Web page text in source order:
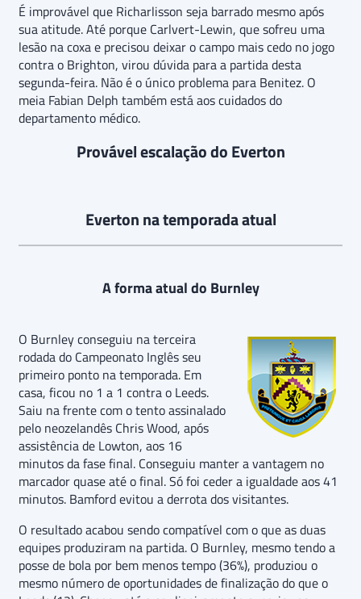
É improvável que Richarlisson seja barrado mesmo após
sua atitude. Até porque Carlvert-Lewin, que sofreu uma
lesão na coxa e precisou deixar o campo mais cedo no jogo
contra o Brighton, virou dúvida para a partida desta
segunda-feira. Não é o único problema para Benitez. O
meia Fabian Delph também está aos cuidados do
departamento médico.
Provável escalação do Everton
Everton na temporada atual
A forma atual do Burnley
O Burnley conseguiu na terceira
rodada do Campeonato Inglês seu
primeiro ponto na temporada. Em
casa, ficou no 1 a 1 contra o Leeds.
Saiu na frente com o tento assinalado
pelo neozelandês Chris Wood, após
assistência de Lowton, aos 16
minutos da fase final. Conseguiu manter a vantagem no
marcador quase até o final. Só foi ceder a igualdade aos 41
minutos. Bamford evitou a derrota dos visitantes.
O resultado acabou sendo compatível com o que as duas
equipes produziram na partida. O Burnley, mesmo tendo a
posse de bola por bem menos tempo (36%), produziou o
mesmo número de oportunidades de finalização do que o